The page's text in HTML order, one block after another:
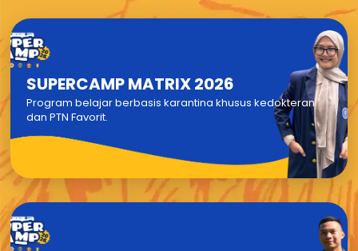
SUPERCAMP MATRIX 2026
Program belajar berbasis karantina khusus kedokteran
dan PTN Favorit.